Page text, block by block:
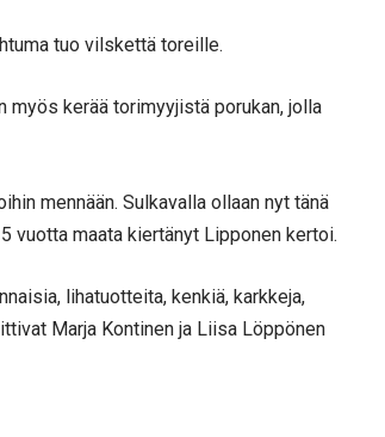
tuo vilskettä toreille.
myös kerää torimyyjistä porukan, jolla
mennään. Sulkavalla ollaan nyt tänä
vuotta maata kiertänyt Lipponen kertoi.
lihatuotteita, kenkiä, karkkeja,
Marja Kontinen ja Liisa Löppönen